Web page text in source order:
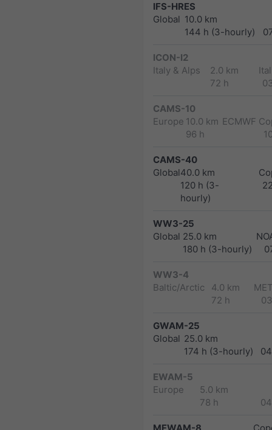
IFS-HRES
Global 10.0 km
144 h (3-hourly)
ICON-I2
Italy & Alps
2.0 km
72 h
CAMS-10
Europe 10.0 km
96 h
ECMWF
CAMS-40
Global40.0 km
120 h (3-
hourly)
WW3-25
Global 25.0 km
180 h (3-hourly)
WW3-4
Baltic/Arctic
4.0 km
72 h
GWAM-25
Global 25.0 km
174 h (3-hourly)
EWAM-5
Europe
5.0 km
78 h